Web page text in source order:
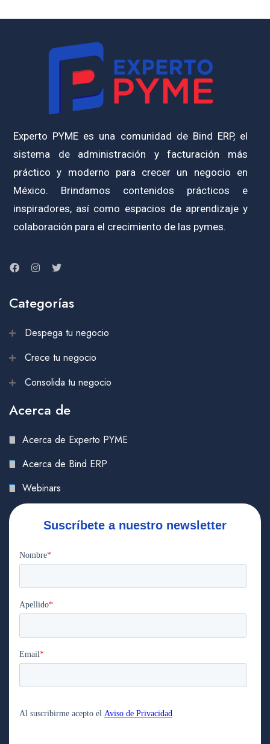
Experto PYME es una comunidad de Bind ERP, el
sistema de administración y facturación más
práctico y moderno para crecer un negocio en
México. Brindamos contenidos prácticos e
inspiradores, así como espacios de aprendizaje y
colaboración para el crecimiento de las pymes.
Categorías
Despega tu negocio
Crece tu negocio
Consolida tu negocio
Acerca de
Acerca de Experto PYME
Acerca de Bind ERP
Webinars
Suscríbete a nuestro newsletter